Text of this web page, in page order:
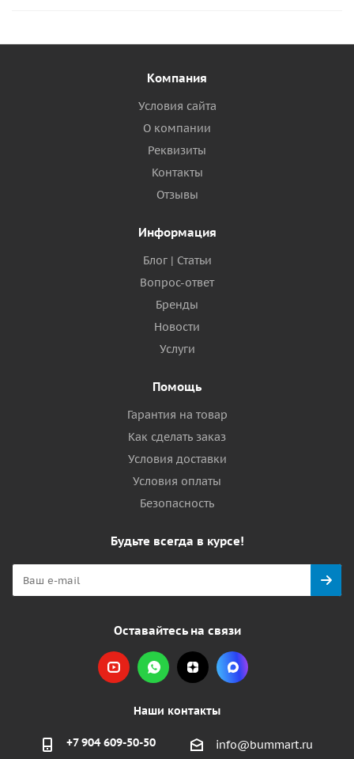
Компания
Условия сайта
О компании
Реквизиты
Контакты
Отзывы
Информация
Блог | Статьи
Вопрос-ответ
Бренды
Новости
Услуги
Помощь
Гарантия на товар
Как сделать заказ
Условия доставки
Условия оплаты
Безопасность
Будьте всегда в курсе!
Оставайтесь на связи
Наши контакты
+7 904 609-50-50 info@bummart.ru